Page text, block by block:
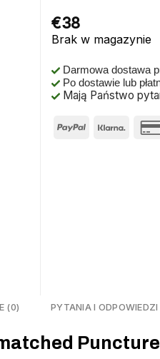
€38
Brak w magazynie
Darmowa dostawa
Po dostawie lub
Mają Państwo
(0) PYTANIA I ODPOWIEDZI